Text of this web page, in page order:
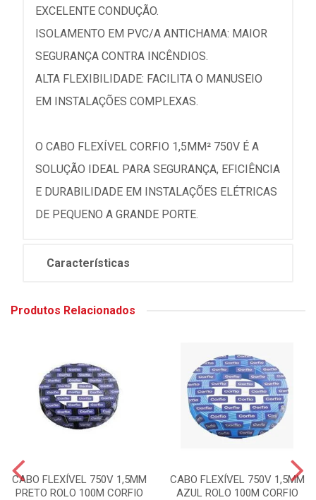
EXCELENTE CONDUÇÃO.
ISOLAMENTO EM PVC/A ANTICHAMA: MAIOR
SEGURANÇA CONTRA INCÊNDIOS.
ALTA FLEXIBILIDADE: FACILITA O MANUSEIO
EM INSTALAÇÕES COMPLEXAS.
O CABO FLEXÍVEL CORFIO 1,5MM² 750V É A
SOLUÇÃO IDEAL PARA SEGURANÇA, EFICIÊNCIA
E DURABILIDADE EM INSTALAÇÕES ELÉTRICAS
DE PEQUENO A GRANDE PORTE.
Características
Produtos Relacionados
CABO FLEXÍVEL 750V 1,5MM
PRETO ROLO 100M CORFIO
CABO FLEXÍVEL 750V 1,5MM
AZUL ROLO 100M CORFIO